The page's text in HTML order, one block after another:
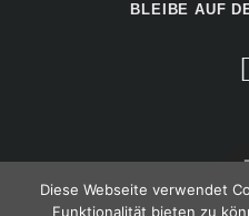
BLEIBE AUF
Diese Webseite verwendet
Funktionalität bieten zu